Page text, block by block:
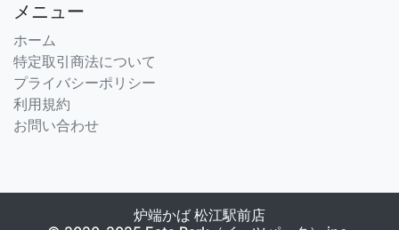
メニュー
ホーム
特定取引商法について
プライバシーポリシー
利用規約
お問い合わせ
炉端かば 松江駅前店